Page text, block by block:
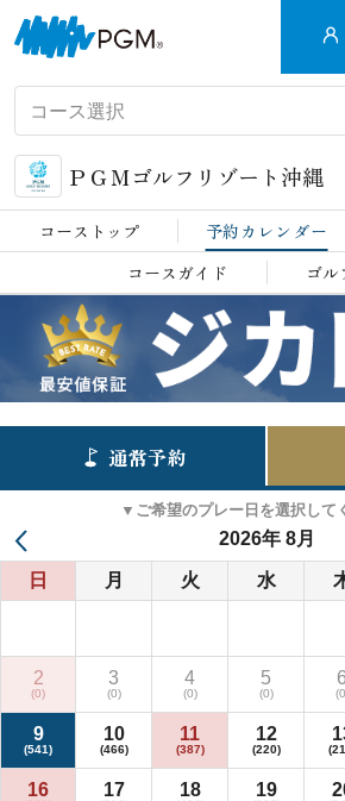
ＰＧＭゴルフリゾート沖縄
コーストップ 予約カレンダー
コースガイド
ゴル
通常予約
▼ご希望のプレー日を選択して
2026年 8月
日 月 火 水
2 3 4 5 6
9 10 11 12
16 17 18 19